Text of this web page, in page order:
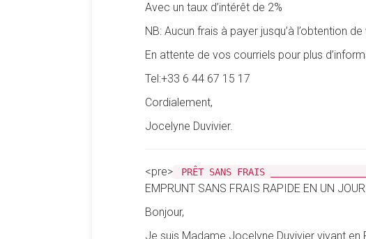
Avec un taux d’intérêt de 2%
NB: Aucun frais à payer jusqu’à l’obtention
En attente de vos courriels pour plus
Tel:+33 6 44 67 15 17
Cordialement,
Jocelyne Duvivier.
<pre> PRÊT SANS FRAIS
EMPRUNT SANS FRAIS RAPIDE EN UN
Bonjour,
Je suis Madame Jocelyne Duvivier vivant en